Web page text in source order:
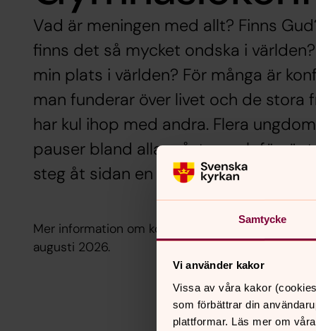
Samtycke
Vi använder kakor
Vissa av våra kakor
som förbättrar din
plattformar. Läs mer om
Vad är meningen med allt? Finns
finns det så mycket ondska i
min plats i världen? För många är
man funderar över livet och de stora
har kul ihop med andra. Flera
pauser bland alla måsten och
steg åt sidan en stund. Ett andrum
Mer information om kommande grupper för
augusti 2026.